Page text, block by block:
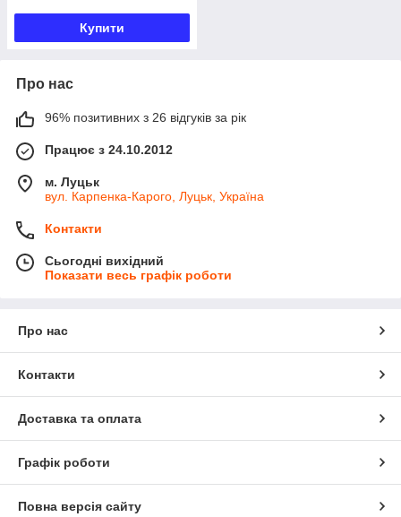
Купити
Про нас
96% позитивних з 26 відгуків за рік
Працює з 24.10.2012
м. Луцьк
вул. Карпенка-Карого, Луцьк, Україна
Контакти
Сьогодні вихідний
Показати весь графік роботи
Про нас
Контакти
Доставка та оплата
Графік роботи
Повна версія сайту